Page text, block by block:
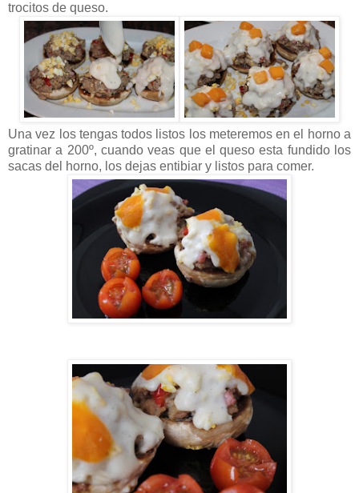
trocitos de queso.
Una vez los tengas todos listos los meteremos en el horno a
gratinar a 200º, cuando veas que el queso esta fundido los
sacas del horno, los dejas entibiar y listos para comer.